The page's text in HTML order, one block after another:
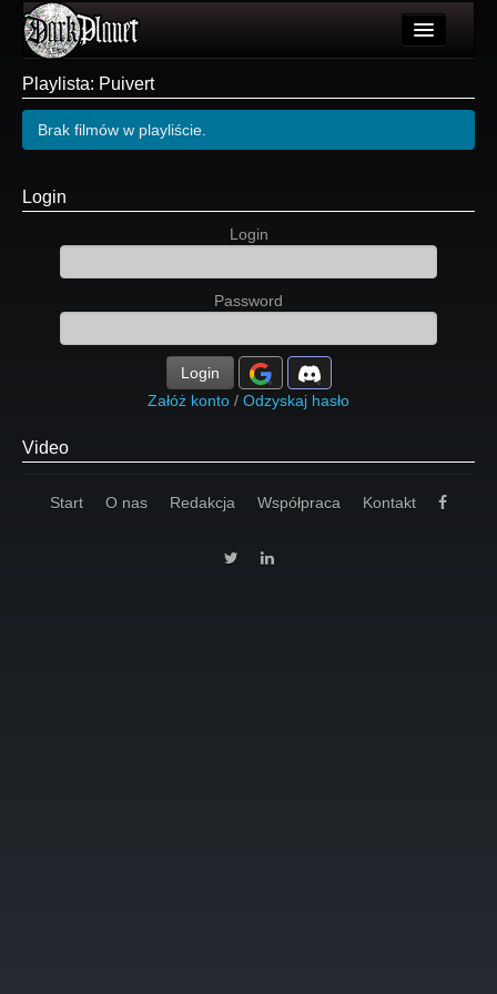
Użytkownicy
Wydarzenia
Forum
Playlista: Puivert
Brak filmów w playliście.
Login
Login
Password
Login
Załóż konto / Odzyskaj hasło
Video
Start O nas Redakcja Współpraca Kontakt